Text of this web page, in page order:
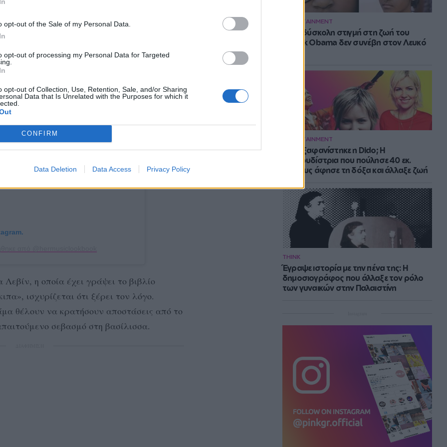
opt-out of the Sale of my Personal Data.
opt-out of processing my Personal Data for Targeted
opt-out of Collection, Use, Retention, Sale, and/or Sharing
Data that Is Unrelated with the Purposes for which it
CONFIRM
Data Deletion Data Access Privacy Policy
ENTERTAINMENT
Η πιο δύσκολη στιγμή στη ζωή του
Barack Obama δεν συνέβη στον Λευκό
ENTERTAINMENT
Πού εξαφανίστηκε η Dido; Η
τραγουδίστρια που πούλησε 40 εκ.
δίσκους άφησε τη δόξα και άλλαξε ζωή
THINK
Έγραψε ιστορία με την πένα της: Η
δημοσιογράφος που άλλαξε τον ρόλο
των γυναικών στην Παλαιστίνη
ο Τζον Λέτζεντ και η Κρίσι
παρουσιάστρια του CBS Γκέιλι Κινγκ,
Γιατί όμως οι Ομπάμα δεν κάλεσαν
η οποία έχει γράψει το βιβλίο
ισχυρίζεται ότι ξέρει τον λόγο.
θέλουν να κρατήσουν αποστάσεις από το
σεβασμό στη βασίλισσα.